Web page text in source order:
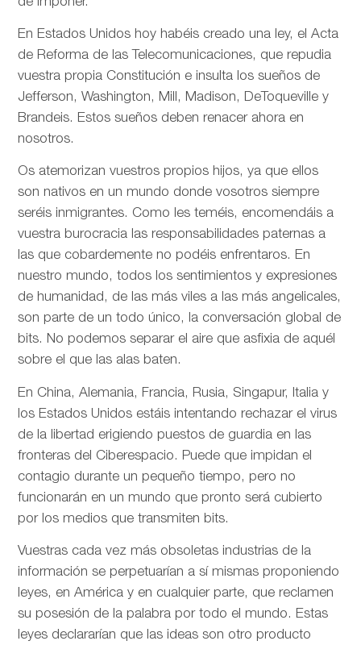
En Estados Unidos hoy habéis creado una ley, el Acta
de Reforma de las Telecomunicaciones, que repudia
vuestra propia Constitución e insulta los sueños de
Jefferson, Washington, Mill, Madison, DeToqueville y
Brandeis. Estos sueños deben renacer ahora en
nosotros.
Os atemorizan vuestros propios hijos, ya que ellos
son nativos en un mundo donde vosotros siempre
seréis inmigrantes. Como les teméis, encomendáis a
vuestra burocracia las responsabilidades paternas a
las que cobardemente no podéis enfrentaros. En
nuestro mundo, todos los sentimientos y expresiones
de humanidad, de las más viles a las más angelicales,
son parte de un todo único, la conversación global de
bits. No podemos separar el aire que asfixia de aquél
sobre el que las alas baten.
En China, Alemania, Francia, Rusia, Singapur, Italia y
los Estados Unidos estáis intentando rechazar el virus
de la libertad erigiendo puestos de guardia en las
fronteras del Ciberespacio. Puede que impidan el
contagio durante un pequeño tiempo, pero no
funcionarán en un mundo que pronto será cubierto
por los medios que transmiten bits.
Vuestras cada vez más obsoletas industrias de la
información se perpetuarían a sí mismas proponiendo
leyes, en América y en cualquier parte, que reclamen
su posesión de la palabra por todo el mundo. Estas
leyes declararían que las ideas son otro producto